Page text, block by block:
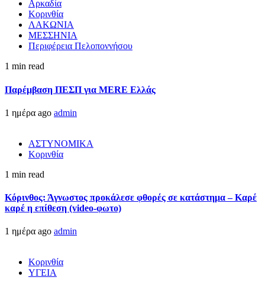
Αρκαδία
Κορινθία
ΛΑΚΩΝΙΑ
ΜΕΣΣΗΝΙΑ
Περιφέρεια Πελοποννήσου
1 min read
Παρέμβαση ΠΕΣΠ για MERE Ελλάς
1 ημέρα ago admin
ΑΣΤΥΝΟΜΙΚΑ
Κορινθία
1 min read
Κόρινθος: Άγνωστος προκάλεσε φθορές σε κατάστημα – Καρέ
καρέ η επίθεση (video-φωτο)
1 ημέρα ago admin
Κορινθία
ΥΓΕΙΑ